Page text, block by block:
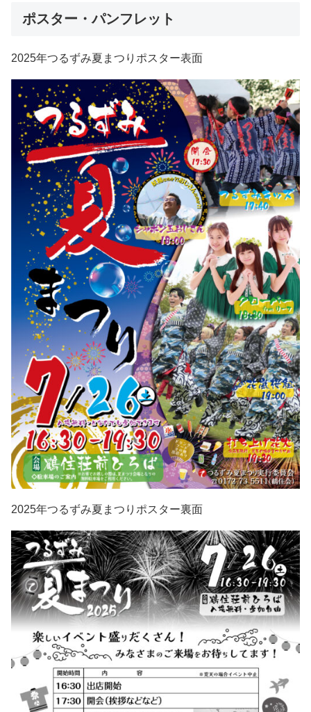
ポスター・パンフレット
2025年つるずみ夏まつりポスター表面
2025年つるずみ夏まつりポスター裏面